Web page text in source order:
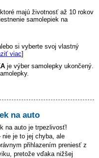
majú životnosť až 10 rokov
samolepiek na
si vyberte svoj vlastný
viac]
je výber samolepky ukončený.
na auto
na auto je trpezlivosť!
je to jej chyba, ale
přihlazením preniesť z
pretože vďaka nižšej